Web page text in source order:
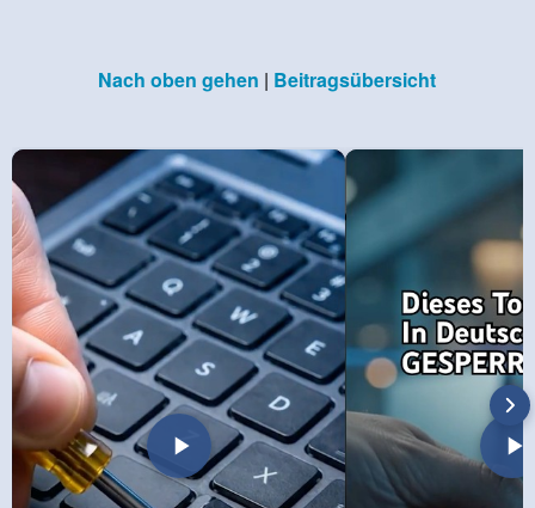
Nach oben gehen | Beitragsübersicht